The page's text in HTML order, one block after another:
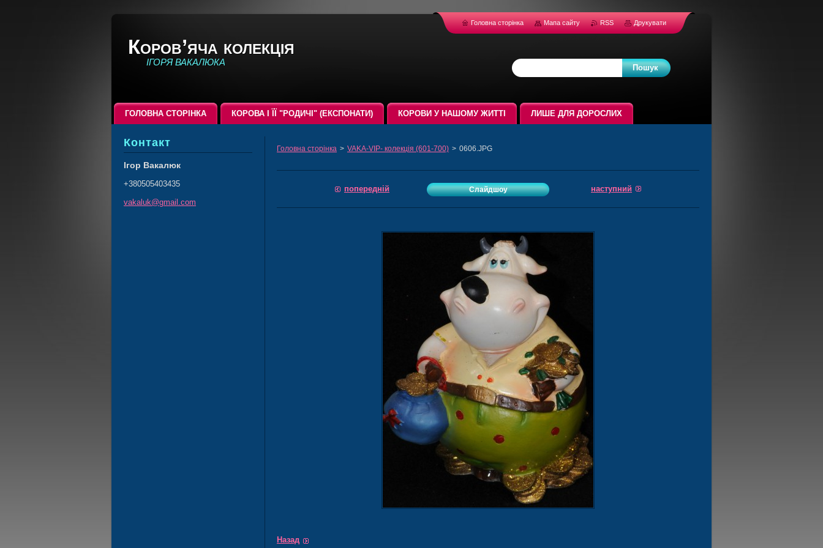
Коров’яча колекція
ІГОРЯ ВАКАЛЮКА
Головна сторінка > VAKA-VIP- колекція (601-700) > 0606.JPG
попередній Слайдшоу наступний
Назад
Контакт
Ігор Вакалюк
+380505403435
vakaluk@gmail.com
ГОЛОВНА СТОРІНКА КОРОВА І ЇЇ "РОДИЧІ" (ЕКСПОНАТИ) КОРОВИ У НАШОМУ ЖИТТІ ЛИШЕ ДЛЯ ДОРОСЛИХ
Головна сторінка Мапа сайту RSS Друкувати